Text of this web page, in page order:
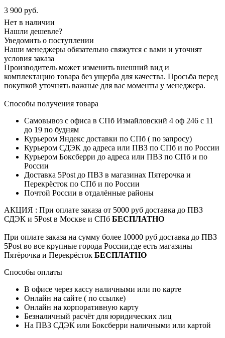
3 900 руб.
Нет в наличии
Нашли дешевле?
Уведомить о поступлении
Наши менеджеры обязательно свяжутся с вами и уточнят
условия заказа
Производитель может изменить внешний вид и
комплектацию товара без ущерба для качества. Просьба перед
покупкой уточнять важные для вас моменты у менеджера.
Способы получения товара
Самовывоз с офиса в СПб Измайловский 4 оф 246 с 11
до 19 по будням
Курьером Яндекс доставки по СПб ( по запросу)
Курьером СДЭК до адреса или ПВЗ по СПб и по России
Курьером Боксберри до адреса или ПВЗ по СПб и по
России
Доставка 5Post до ПВЗ в магазинах Пятерочка и
Перекрёсток по СПб и по России
Почтой России в отдалённые районы
АКЦИЯ : При оплате заказа от 5000 руб доставка до ПВЗ
СДЭК и 5Post в Москве и СПб БЕСПЛАТНО
При оплате заказа на сумму более 10000 руб доставка до ПВЗ
5Post во все крупные города России,где есть магазины
Пятёрочка и Перекрёсток БЕСПЛАТНО
Способы оплаты
В офисе через кассу наличными или по карте
Онлайн на сайте ( по ссылке)
Онлайн на корпоративную карту
Безналичный расчёт для юридических лиц
На ПВЗ СДЭК или Боксберри наличными или картой